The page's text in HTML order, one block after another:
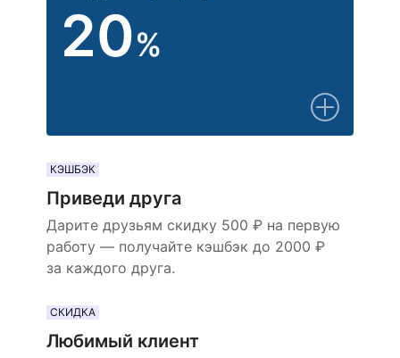
20%
КЭШБЭК
Приведи друга
Дарите друзьям скидку 500 ₽ на первую
работу — получайте кэшбэк до 2000 ₽
за каждого друга.
СКИДКА
Любимый клиент